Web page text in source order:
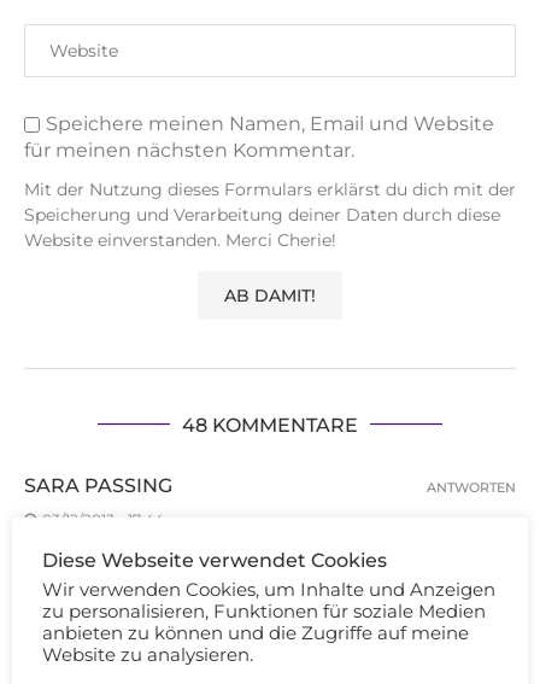
Speichere meinen Namen, Email und Website
für meinen nächsten Kommentar.
Mit der Nutzung dieses Formulars erklärst du dich mit der
Speicherung und Verarbeitung deiner Daten durch diese
Website einverstanden. Merci Cherie!
48 KOMMENTARE
SARA PASSING
03/12/2013 - 17:44
Oh my lord, these pics took ages to take right?
Perfect tutorial!
passingfancyy.blogspot.com
ANTWORTEN
Diese Webseite verwendet Cookies
Wir verwenden Cookies, um Inhalte und Anzeigen
zu personalisieren, Funktionen für soziale Medien
anbieten zu können und die Zugriffe auf meine
Website zu analysieren.